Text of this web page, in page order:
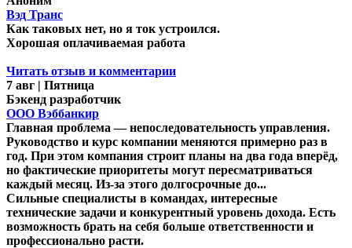
Вэд Транс
Как таковых нет, но я ток устроился.
Хорошая оплачиваемая работа
Читать отзыв и комментарии
7 авг | Пятница
Бэкенд разработчик
ООО Вэббанкир
Главная проблема — непоследовательность управления.
Руководство и курс компании меняются примерно раз в
год. При этом компания строит планы на два года вперёд,
но фактические приоритеты могут пересматриваться
каждый месяц. Из-за этого долгосрочные до...
Сильные специалисты в командах, интересные
технические задачи и конкурентный уровень дохода. Есть
возможность брать на себя больше ответственности и
профессионально расти.